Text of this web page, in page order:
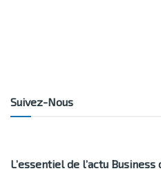
Suivez-Nous
L’essentiel de l’actu